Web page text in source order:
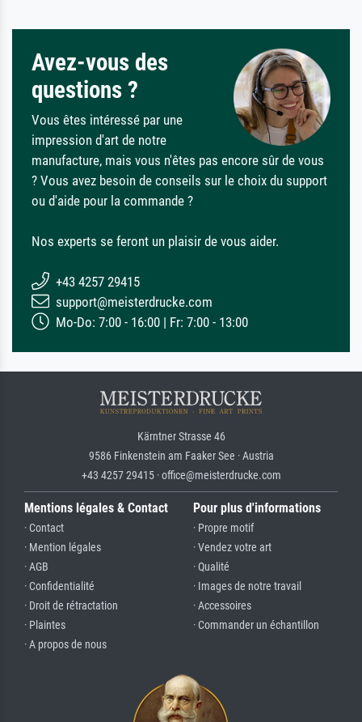
Avez-vous des
questions ?
Vous êtes intéressé par une
impression d'art de notre
manufacture, mais vous n'êtes pas encore sûr de vous
? Vous avez besoin de conseils sur le choix du support
ou d'aide pour la commande ?
Nos experts se feront un plaisir de vous aider.
+43 4257 29415
support@meisterdrucke.com
Mo-Do: 7:00 - 16:00 | Fr: 7:00 - 13:00
Kärntner Strasse 46
9586 Finkenstein am Faaker See · Austria
+43 4257 29415 · office@meisterdrucke.com
Mentions légales & Contact
· Contact
· Mention légales
· AGB
· Confidentialité
· Droit de rétractation
· Plaintes
· A propos de nous
Pour plus d'informations
· Propre motif
· Vendez votre art
· Qualité
· Images de notre travail
· Accessoires
· Commander un échantillon